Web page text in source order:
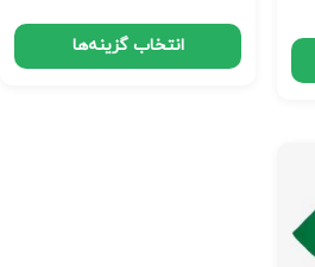
انتخاب گزینه‌ها